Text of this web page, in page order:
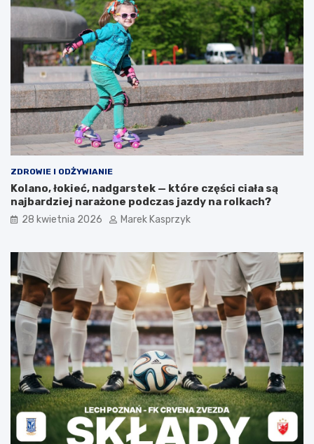
ZDROWIE I ODŻYWIANIE
Kolano, łokieć, nadgarstek — które części ciała są
najbardziej narażone podczas jazdy na rolkach?
28 kwietnia 2026 Marek Kasprzyk